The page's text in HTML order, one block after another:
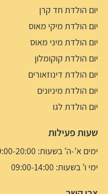
יום הולדת חד קרן
יום הולדת מיקי מאוס
יום הולדת מיני מאוס
יום הולדת קוקומלון
יום הולדת דינוזאורים
יום הולדת מיניונים
יום הולדת לגו
שעות פעילות
ימים א’-ה’ בשעות: 09:00-20:00
ימי ו’ בשעות: 09:00-14:00